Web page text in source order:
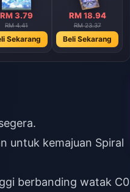
RM 3.79
RM 4.41
Sekarang
RM 18.94
RM 23.37
Beli Sekarang
untuk kemajuan Spiral
berbanding watak C0